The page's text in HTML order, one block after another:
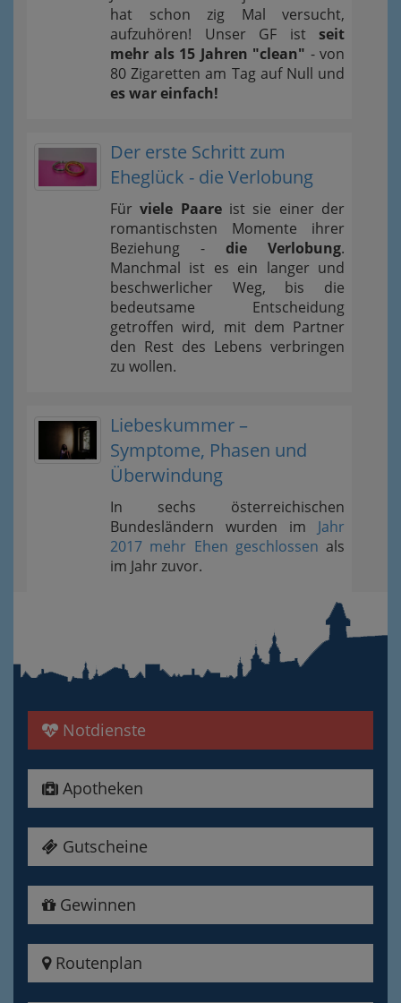
hat schon zig Mal versucht,
aufzuhören! Unser GF ist seit
mehr als 15 Jahren "clean" - von
80 Zigaretten am Tag auf Null und
es war einfach!
Der erste Schritt zum
Eheglück - die Verlobung
Fürviele Paareist sie einer der
romantischsten Momente ihrer
Beziehung - die Verlobung.
Manchmal ist es ein langer und
beschwerlicher Weg, bis die
bedeutsame Entscheidung
getroffen wird, mit dem Partner
den Rest des Lebens verbringen
zu wollen.
Liebeskummer –
Symptome, Phasen und
Überwindung
In sechs österreichischen
Bundesländern wurden im Jahr
2017 mehr Ehen geschlossen als
im Jahr zuvor.
Notdienste
Apotheken
Gutscheine
Gewinnen
Routenplan